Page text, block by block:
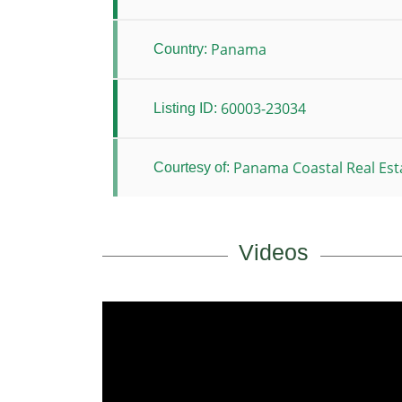
Country: Panama
Listing ID: 60003-23034
Courtesy of: Panama Coastal Real
Videos